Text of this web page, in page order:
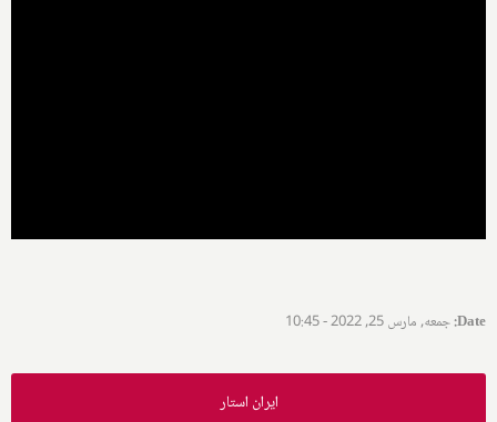
Date
:جمعه, مارس 25, 2022 - 10:45
ایران استار